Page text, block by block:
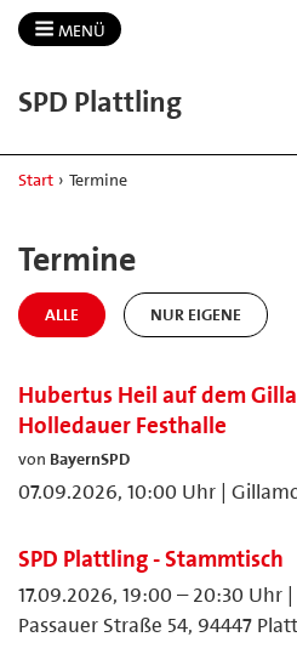
MENÜ
SPD Plattling
Start › Termine
Termine
ALLE NUR EIGENE
Hubertus Heil auf dem
Holledauer Festhalle
von BayernSPD
07.09.2026, 10:00 Uhr |
SPD Plattling - Stammtisch
17.09.2026, 19:00 – 20:30 Uhr
Passauer Straße 54, 94447